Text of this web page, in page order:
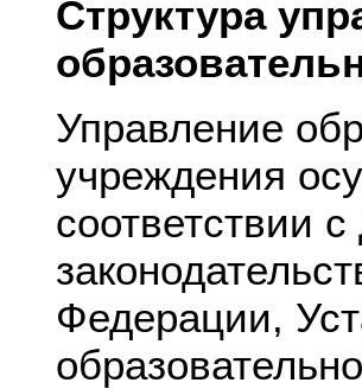
Структура
Управление
учреждения
соответствии
Федерации,